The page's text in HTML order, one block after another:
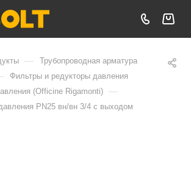
— Трубопроводная арматура
Фильтры и редукторы давления
(Officine Rigamonti) —
PN25 вн/вн 3/4 с выходом